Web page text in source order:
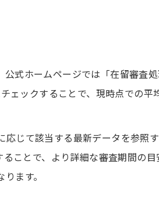
式ホームページでは「在留審査
ェックすることで、現時点での平
じて該当する最新データを参照
ことで、より詳細な審査期間の
ます。